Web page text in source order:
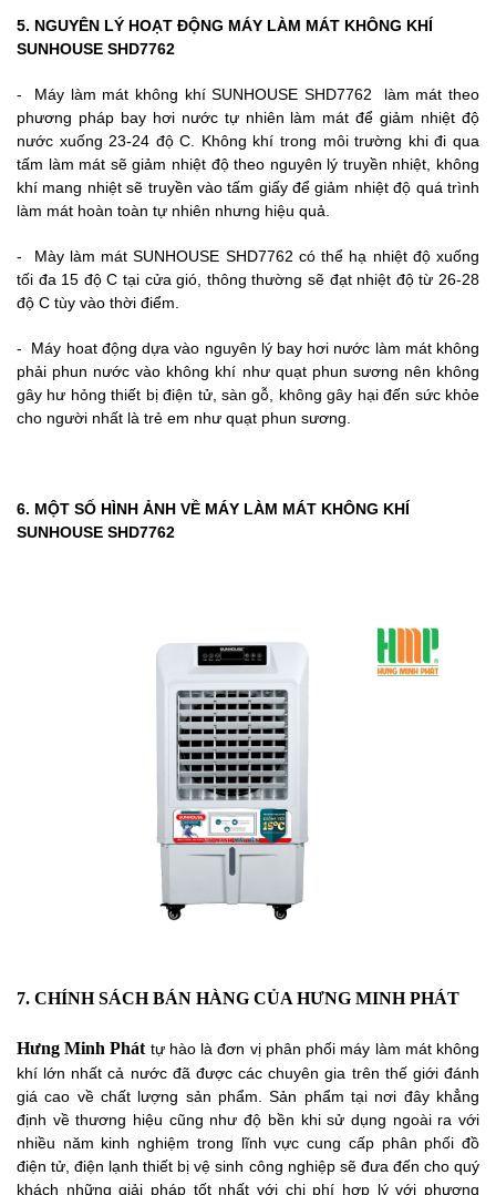
5. NGUYÊN LÝ HOẠT ĐỘNG MÁY LÀM MÁT KHÔNG KHÍ
SUNHOUSE SHD7762
- Máy làm mát không khí SUNHOUSE SHD7762
làm mát theo
phương pháp bay hơi nước tự nhiên làm mát để giảm nhiệt độ
nước xuống 23-24 độ C. Không khí trong môi trường khi đi qua
tấm làm mát sẽ giảm nhiệt độ theo nguyên lý truyền nhiệt, không
khí mang nhiệt sẽ truyền vào tấm giấy để giảm nhiệt độ quá trình
làm mát hoàn toàn tự nhiên nhưng hiệu quả.
- Mày làm mát SUNHOUSE SHD7762 có thể hạ nhiệt độ xuống
tối đa 15 độ C tại cửa gió, thông thường sẽ đạt nhiệt độ từ 26-28
độ C tùy vào thời điểm.
- Máy hoat động dựa vào nguyên lý bay hơi nước làm mát không
phải phun nước vào không khí như quạt phun sương nên không
gây hư hỏng thiết bị điện tử, sàn gỗ, không gây hại đến sức khỏe
cho người nhất là trẻ em như quạt phun sương.
6. MỘT SỐ HÌNH ẢNH VỀ MÁY LÀM MÁT KHÔNG KHÍ
SUNHOUSE SHD7762
7. CHÍNH SÁCH BÁN HÀNG CỦA HƯNG MINH PHÁT
Hưng Minh Phát tự hào là đơn vị phân phối máy làm mát không
khí lớn nhất cả nước đã được các chuyên gia trên thế giới đánh
giá cao về chất lượng sản phẩm. Sản phẩm tại nơi đây khẳng
định về thương hiệu cũng như độ bền khi sử dụng ngoài ra với
nhiều năm kinh nghiệm trong lĩnh vực cung cấp phân phối đồ
điện tử, điện lạnh thiết bị vệ sinh công nghiệp sẽ đưa đến cho quý
khách những giải pháp tốt nhất với chi phí hợp lý với phương